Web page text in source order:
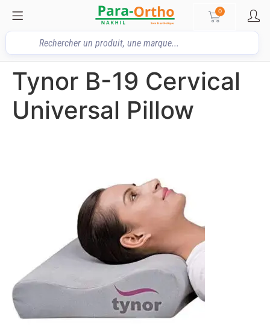
0
Tynor B-19 Cervical
Universal Pillow